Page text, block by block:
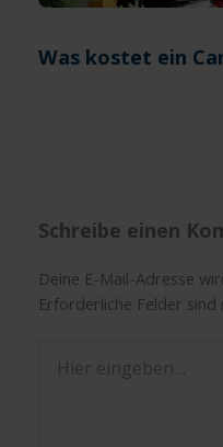
Was kostet ein
Schreibe einen
Deine E-Mail-Adresse
Erforderliche Felder sind
eingeben…